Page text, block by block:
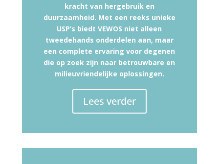
kracht van hergebruik en
duurzaamheid. Met een reeks unieke
USP’s biedt VEWOS niet alleen
tweedehands onderdelen aan, maar
een complete ervaring voor degenen
die op zoek zijn naar betrouwbare en
milieuvriendelijke oplossingen.
Lees verder